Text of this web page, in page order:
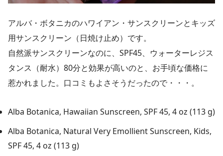
アルバ・ボタニカのハワイアン・サンスクリーンとキッズ
用サンスクリーン（日焼け止め）です。
自然派サンスクリーンなのに、SPF45、ウォーターレジス
タンス（耐水）80分と効果が高いのと、お手頃な価格に
惹かれました。口コミもよさそうだったので・・・。
Alba Botanica, Hawaiian Sunscreen, SPF 45, 4 oz (113 g)
Alba Botanica, Natural Very Emollient Sunscreen, Kids,
SPF 45, 4 oz (113 g)